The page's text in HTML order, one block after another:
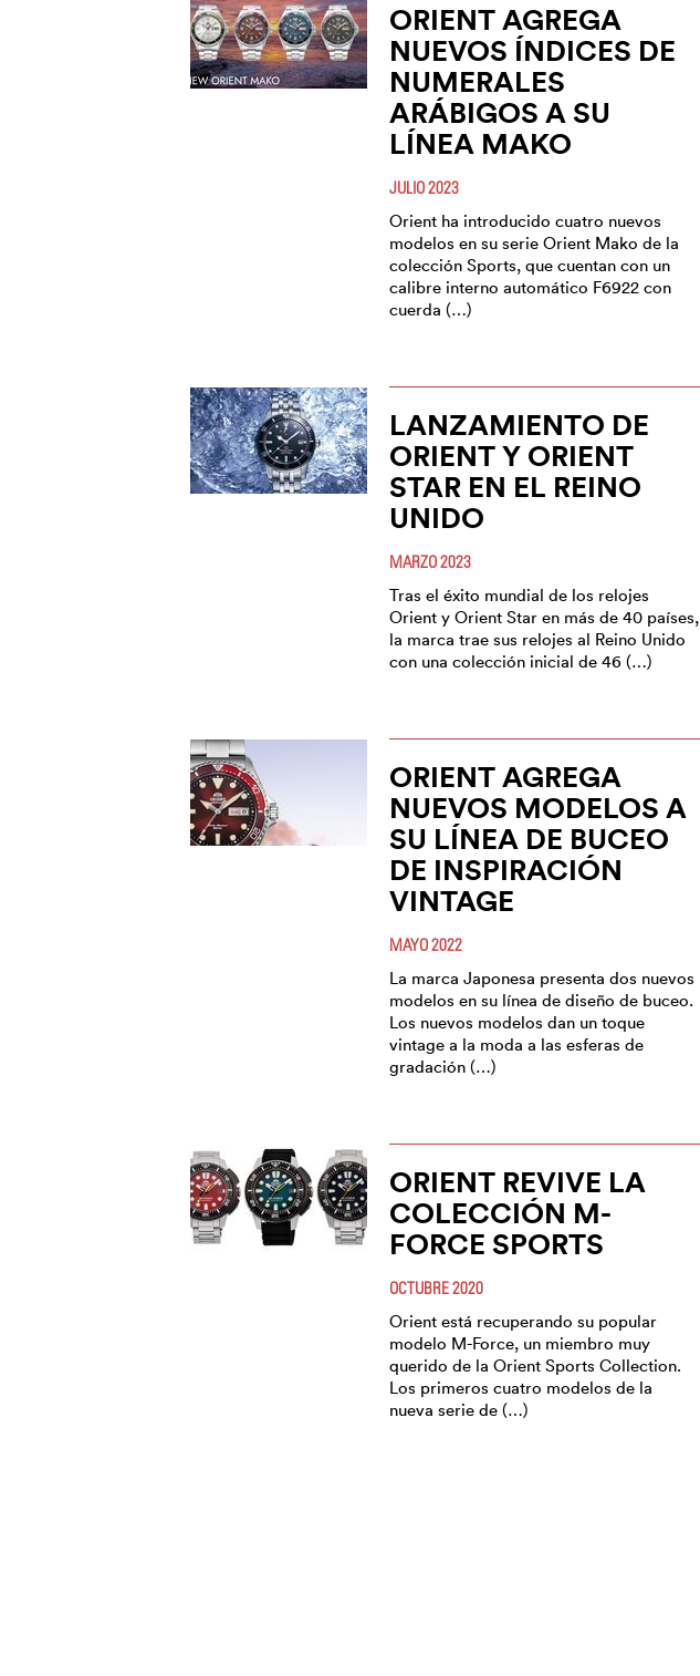
ORIENT AGREGA
NUEVOS ÍNDICES DE
NUMERALES
ARÁBIGOS A SU
LÍNEA MAKO
JULIO 2023
Orient ha introducido cuatro nuevos
modelos en su serie Orient Mako de la
colección Sports, que cuentan con un
calibre interno automático F6922 con
cuerda (…)
LANZAMIENTO DE
ORIENT Y ORIENT
STAR EN EL REINO
UNIDO
MARZO 2023
Tras el éxito mundial de los relojes
Orient y Orient Star en más de 40 países,
la marca trae sus relojes al Reino Unido
con una colección inicial de 46 (…)
ORIENT AGREGA
NUEVOS MODELOS A
SU LÍNEA DE BUCEO
DE INSPIRACIÓN
VINTAGE
MAYO 2022
La marca Japonesa presenta dos nuevos
modelos en su línea de diseño de buceo.
Los nuevos modelos dan un toque
vintage a la moda a las esferas de
gradación (…)
ORIENT REVIVE LA
COLECCIÓN M-
FORCE SPORTS
OCTUBRE 2020
Orient está recuperando su popular
modelo M-Force, un miembro muy
querido de la Orient Sports Collection.
Los primeros cuatro modelos de la
nueva serie de (…)